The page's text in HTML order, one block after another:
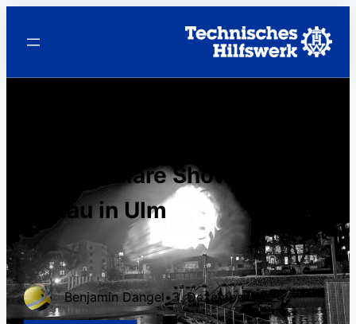
Spektakuläre Show auf der
Donau in Ulm
Benjamin Dangel•3. Dezember 2024